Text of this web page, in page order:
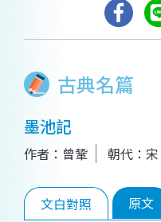
古典名篇
墨池記
作者：曾鞏 朝代：宋
文白對照 原文